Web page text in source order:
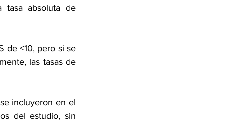
tasa absoluta de
de ≤10, pero si se
las tasas de
incluyeron en el
del estudio, sin